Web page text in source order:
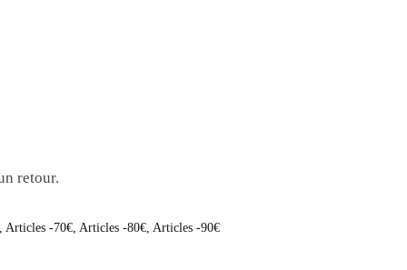
retour.
, Articles -70€, Articles -80€, Articles -90€